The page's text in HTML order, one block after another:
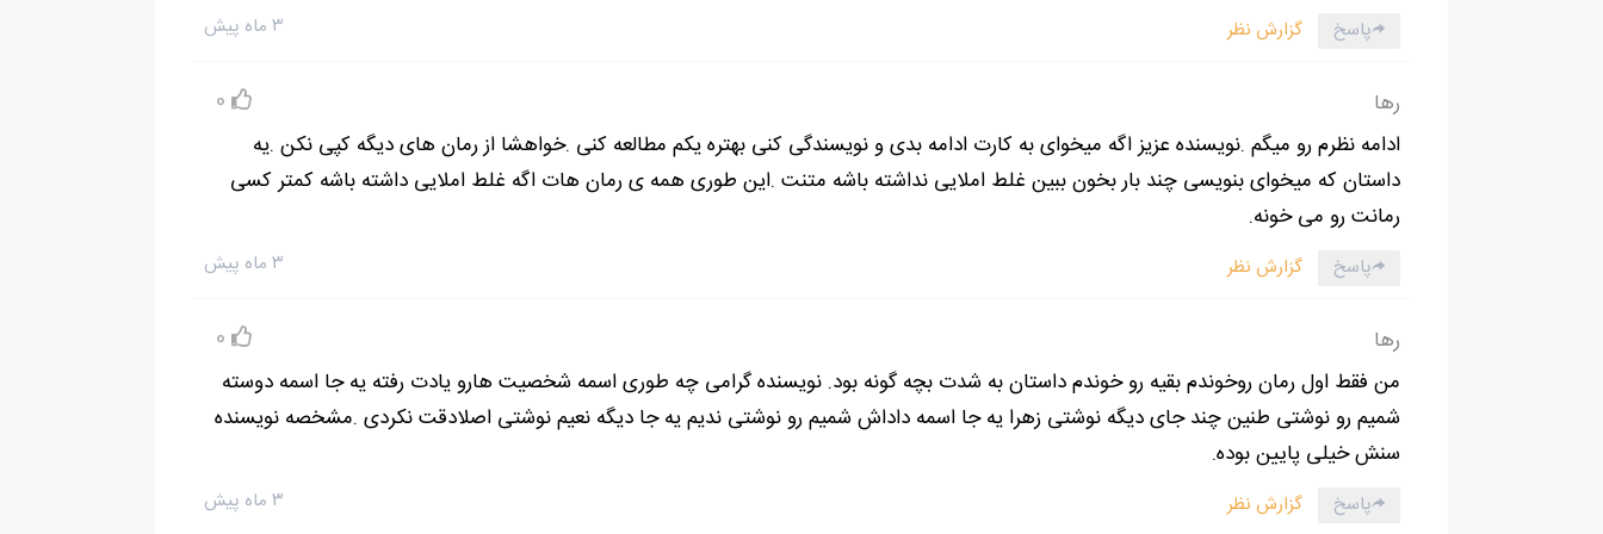
۳ ماه پیش پاسخ گزارش نظر
رها 0
ادامه نظرم رو میگم .نویسنده عزیز اگه میخوای به کارت ادامه بدی و نویسندگی کنی بهتره یکم مطالعه کنی .خواهشا از رمان های دیگه کپی نکن .یه
داستان که میخوای بنویسی چند بار بخون ببین غلط املایی نداشته باشه متنت .این طوری همه ی رمان هات اگه غلط املایی داشته باشه کمتر کسی
رمانت رو می خونه.
۳ ماه پیش پاسخ گزارش نظر
رها 0
من فقط اول رمان روخوندم بقیه رو خوندم داستان به شدت بچه گونه بود. نویسنده گرامی چه طوری اسمه شخصیت هارو یادت رفته یه جا اسمه دوسته
شمیم رو نوشتی طنین چند جای دیگه نوشتی زهرا یه جا اسمه داداش شمیم رو نوشتی ندیم یه جا دیگه نعیم نوشتی اصلادقت نکردی .مشخصه نویسنده
سنش خیلی پایین بوده.
۳ ماه پیش پاسخ گزارش نظر